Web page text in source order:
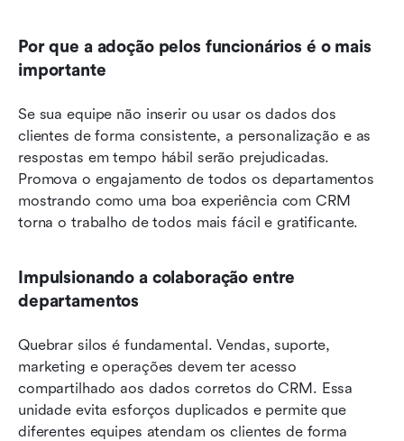
Por que a adoção pelos funcionários é o mais
importante
Se sua equipe não inserir ou usar os dados dos
clientes de forma consistente, a personalização e as
respostas em tempo hábil serão prejudicadas.
Promova o engajamento de todos os departamentos
mostrando como uma boa experiência com CRM
torna o trabalho de todos mais fácil e gratificante.
Impulsionando a colaboração entre
departamentos
Quebrar silos é fundamental. Vendas, suporte,
marketing e operações devem ter acesso
compartilhado aos dados corretos do CRM. Essa
unidade evita esforços duplicados e permite que
diferentes equipes atendam os clientes de forma